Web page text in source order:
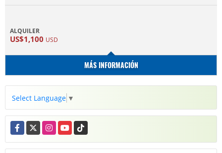
ALQUILER
US$1,100 USD
MÁS INFORMACIÓN
Select Language ▼
Facebook
X InstagramYouTubeTikTok